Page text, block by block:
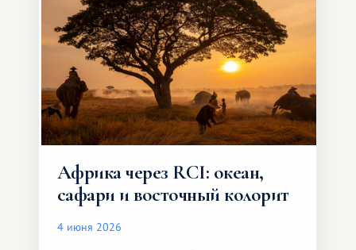
и запоминающееся :)
Африка через RCI: океан,
сафари и восточный колорит
4 июня 2026